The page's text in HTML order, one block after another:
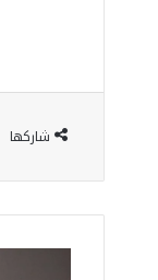
شاركها